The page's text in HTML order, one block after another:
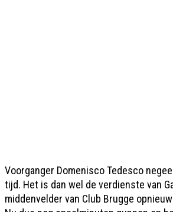
Voorganger Domenisco Tedesco
tijd. Het is dan wel de verdienste van
middenvelder van Club Brugge